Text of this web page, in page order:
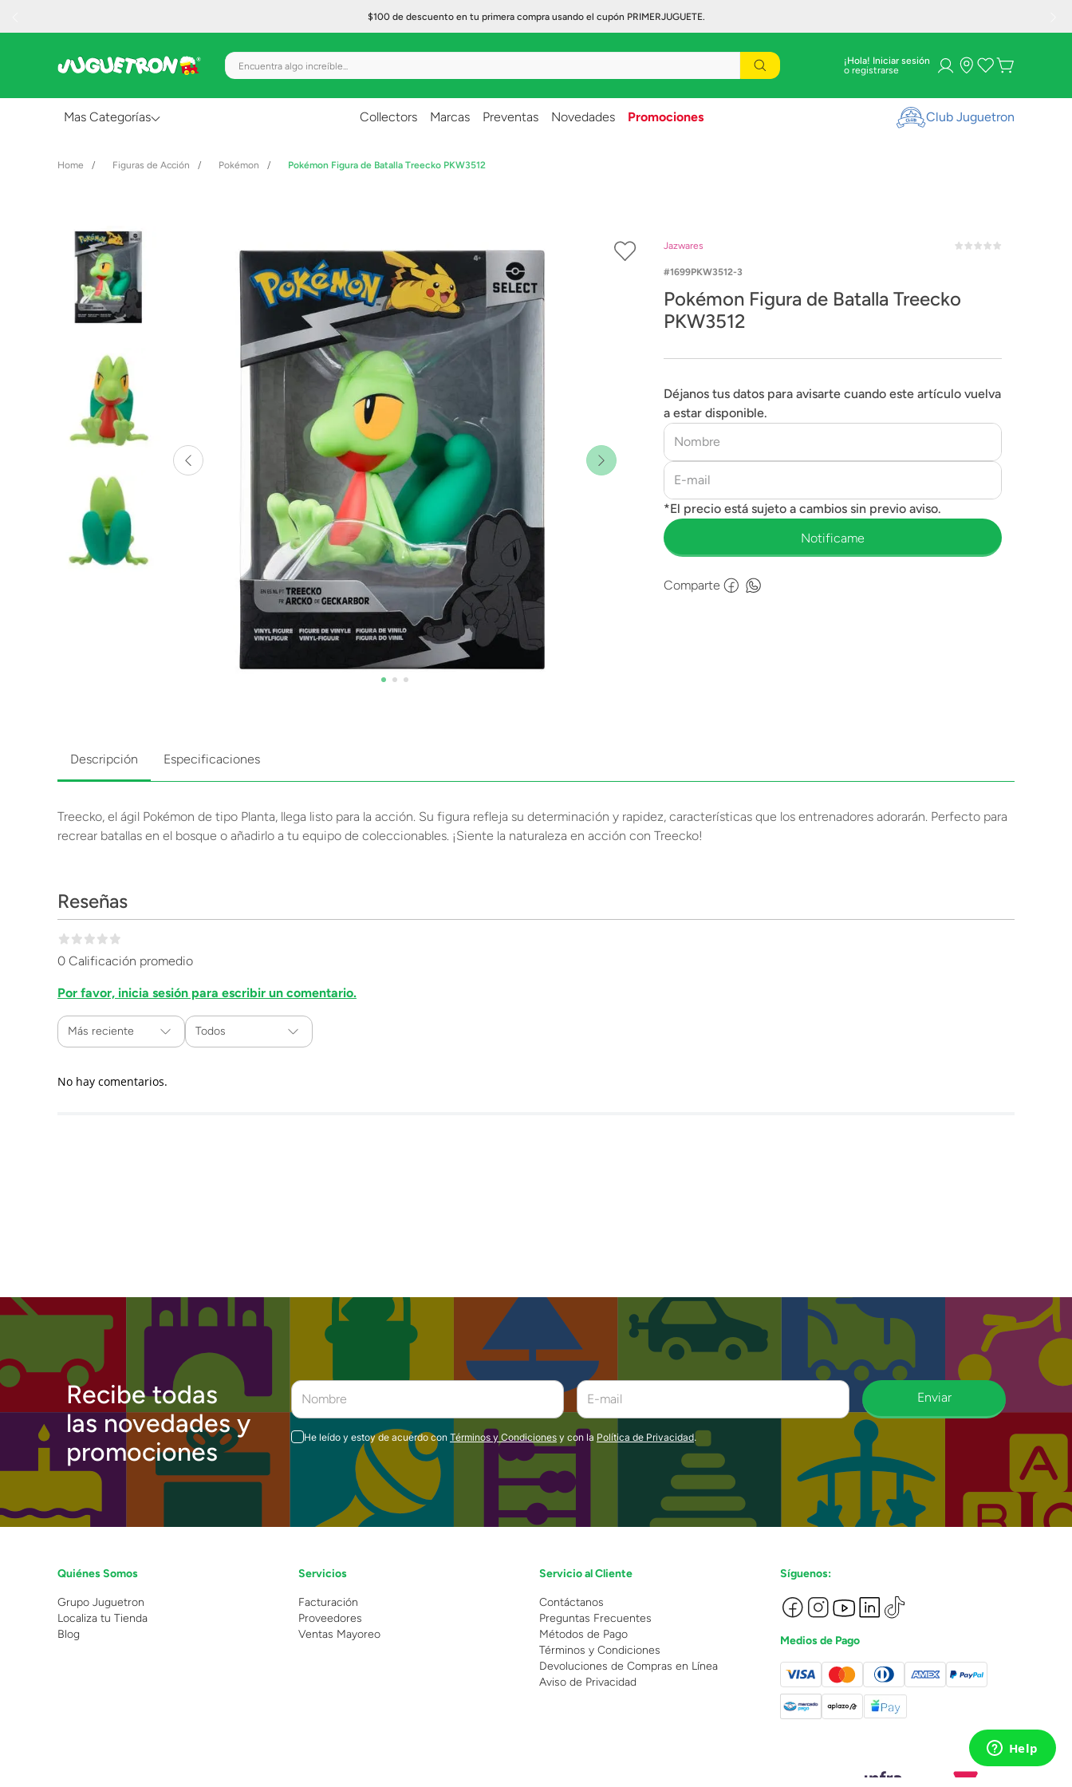
$100 de descuento en tu primera compra usando el cupón PRIMERJUGUETE.
Encuentra algo increíble... ¡Hola! Iniciar sesión
Mas Categorías
Creatividad y Arte
Figuras de Acción
Gadgets y Electrónicos
Lanzadores
Muñecas
Construcción
Vehículos y Pistas
Collectors Marcas Preventas Novedades Promociones Club Juguetron
Figuras de Acción Pokémon Pokémon Figura de Batalla Treecko PKW3512
Jazwares
1699PKW3512-3
Pokémon Figura de Batalla Treecko
PKW3512
Déjanos tus datos para avisarte cuando este artículo vuelva
a estar disponible.
Comparte
Descripción Especificaciones
Treecko, el ágil Pokémon de tipo Planta, llega listo para la acción. Su figura refleja su determinación y rapidez, características que los entrenadores adorarán. Perfecto para
recrear batallas en el bosque o añadirlo a tu equipo de coleccionables. ¡Siente la naturaleza en acción con Treecko!
Reseñas
0 Calificación promedio
Por favor, inicia sesión para escribir un comentario.
Más reciente Todos
No hay comentarios.
Recibe todas
las novedades y
promociones
Enviar
He leído y estoy de acuerdo con Términos y Condiciones y con la Política de Privacidad.
Quiénes Somos
Grupo Juguetron
Localiza tu Tienda
Blog
Servicios
Facturación
Proveedores
Ventas Mayoreo
Servicio al Cliente
Contáctanos
Preguntas Frecuentes
Métodos de Pago
Términos y Condiciones
Devoluciones de Compras en Línea
Aviso de Privacidad
Síguenos:
Medios de Pago